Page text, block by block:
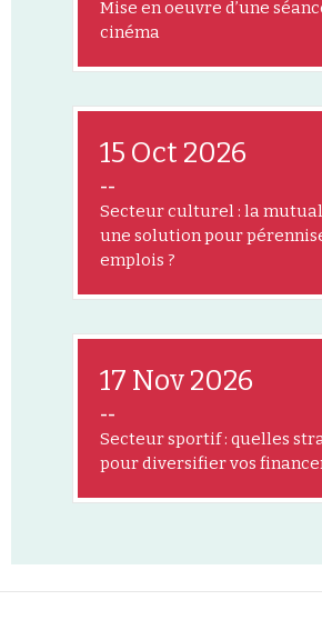
Mise en oeuvre d’une
cinéma
15 Oct 2026
--
Secteur culturel : la
une solution pour
emplois ?
17 Nov 2026
--
Secteur sportif : quelles
pour diversifier vos